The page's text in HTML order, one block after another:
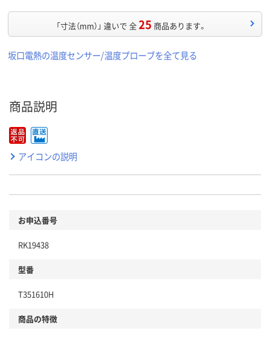
「寸法（mm）」 違いで 全25 商品あります。
坂口電熱の温度センサー/温度プローブを全て見る
商品説明
アイコンの説明
お申込番号
RK19438
型番
T351610H
商品の特徴